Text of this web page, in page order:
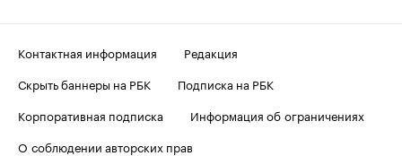
Контактная информация
Редакция
Скрыть баннеры на РБК
Подписка на РБК
Корпоративная подписка
Информация об ограничениях
О соблюдении авторских прав